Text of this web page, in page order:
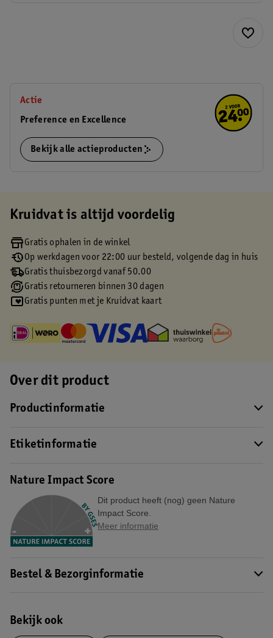
Actie
Preference en Excellence
Bekijk alle actieproducten
Kruidvat is altijd voordelig
Gratis ophalen in de winkel
Op werkdagen voor 22:00 uur besteld, volgende dag in huis
Gratis thuisbezorgd vanaf 50.00
Gratis retourneren binnen 30 dagen
Gratis punten met je Kruidvat kaart
Over dit product
Productinformatie
Etiketinformatie
Nature Impact Score
Dit product heeft (nog) geen Nature
Impact Score.
Meer informatie
Bestel & Bezorginformatie
Bekijk ook